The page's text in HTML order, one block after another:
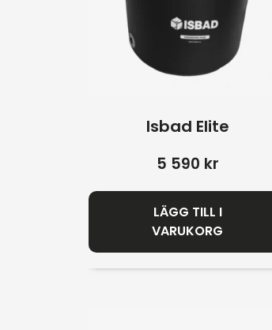
Isbad Elite
5 590 kr
LÄGG TILL I
VARUKORG